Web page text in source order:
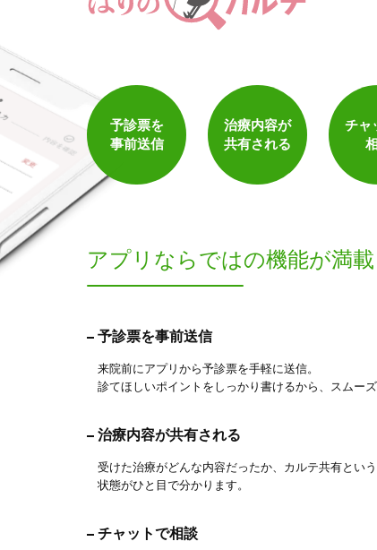
予診票を
事前送信
治療内容が
共有される
チャ
アプリならではの機能が満載
予診票を事前送信
来院前にアプリから予診票を手軽に送信。
診てほしいポイントをしっかり書けるから、スムー
治療内容が共有される
受けた治療がどんな内容だったか、カルテ共有とい
状態がひと目で分かります。
チャットで相談